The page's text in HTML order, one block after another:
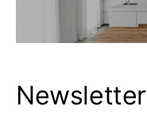
Newsletter